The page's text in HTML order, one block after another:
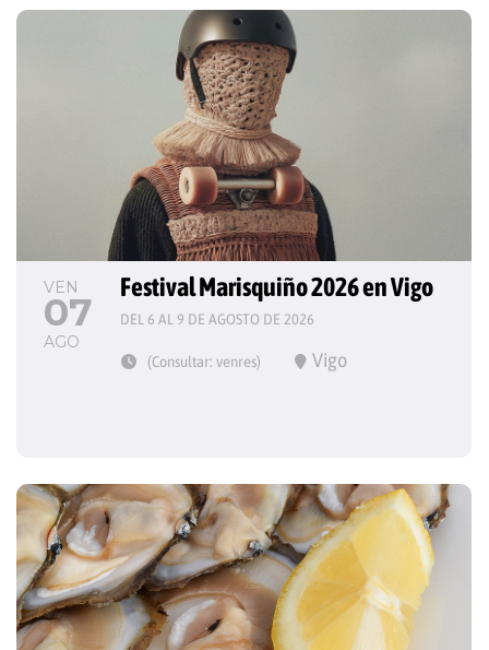
VEN
07
AGO
Festival Marisquiño 2026 en Vigo
DEL 6 AL 9 DE AGOSTO DE 2026
(Consultar: venres) Vigo